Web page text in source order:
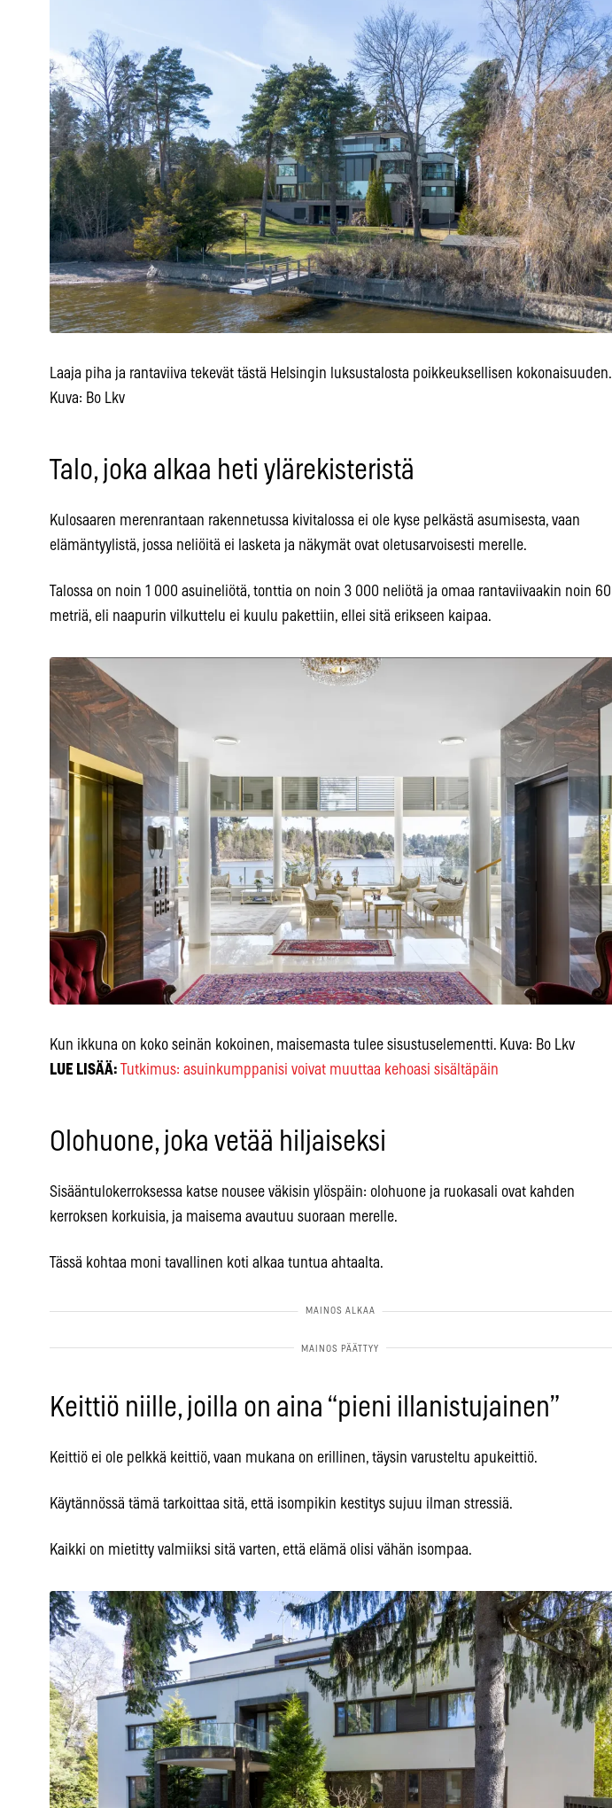
Laaja piha ja rantaviiva tekevät tästä Helsingin luksustalosta poikkeuksellisen kokonaisuuden.
Kuva: Bo Lkv
Talo, joka alkaa heti ylärekisteristä
Kulosaaren merenrantaan rakennetussa kivitalossa ei ole kyse pelkästä asumisesta, vaan
elämäntyylistä, jossa neliöitä ei lasketa ja näkymät ovat oletusarvoisesti merelle.
Talossa on noin 1 000 asuineliötä, tonttia on noin 3 000 neliötä ja omaa rantaviivaakin noin 60
metriä, eli naapurin vilkuttelu ei kuulu pakettiin, ellei sitä erikseen kaipaa.
Kun ikkuna on koko seinän kokoinen, maisemasta tulee sisustuselementti. Kuva: Bo Lkv
LUE LISÄÄ: Tutkimus: asuinkumppanisi voivat muuttaa kehoasi sisältäpäin
Olohuone, joka vetää hiljaiseksi
Sisääntulokerroksessa katse nousee väkisin ylöspäin: olohuone ja ruokasali ovat kahden
kerroksen korkuisia, ja maisema avautuu suoraan merelle.
Tässä kohtaa moni tavallinen koti alkaa tuntua ahtaalta.
Keittiö niille, joilla on aina “pieni illanistujainen”
Keittiö ei ole pelkkä keittiö, vaan mukana on erillinen, täysin varusteltu apukeittiö.
Käytännössä tämä tarkoittaa sitä, että isompikin kestitys sujuu ilman stressiä.
Kaikki on mietitty valmiiksi sitä varten, että elämä olisi vähän isompaa.